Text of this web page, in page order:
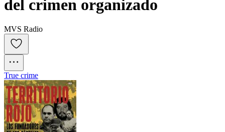
del crimen organizado
MVS Radio
True crime